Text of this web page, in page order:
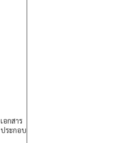
เอกสาร
ประกอบ